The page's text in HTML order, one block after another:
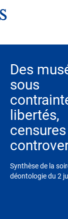
Des
sous
libertés,
Synthèse de la
déontologie du 2